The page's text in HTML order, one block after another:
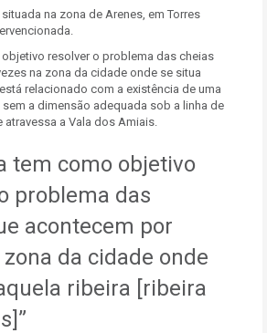
na zona de Arenes, em Torres
resolver o problema das cheias
na zona da cidade onde se situa
relacionado com a existência de uma
a dimensão adequada sob a linha de
a Vala dos Amiais.
tem como objetivo
problema das
acontecem por
da cidade onde
ribeira [ribeira